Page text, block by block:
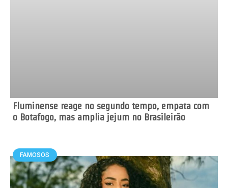
Fluminense reage no segundo tempo, empata com
o Botafogo, mas amplia jejum no Brasileirão
FAMOSOS